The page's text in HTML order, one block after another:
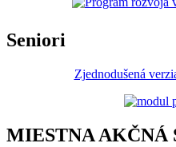
Seniori
Zjednodušená
MIESTNA AKČNÁ